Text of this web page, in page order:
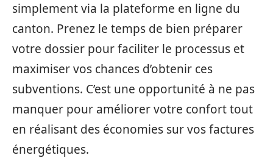
simplement via la plateforme en ligne du
canton. Prenez le temps de bien préparer
votre dossier pour faciliter le processus et
maximiser vos chances d’obtenir ces
subventions. C’est une opportunité à ne pas
manquer pour améliorer votre confort tout
en réalisant des économies sur vos factures
énergétiques.